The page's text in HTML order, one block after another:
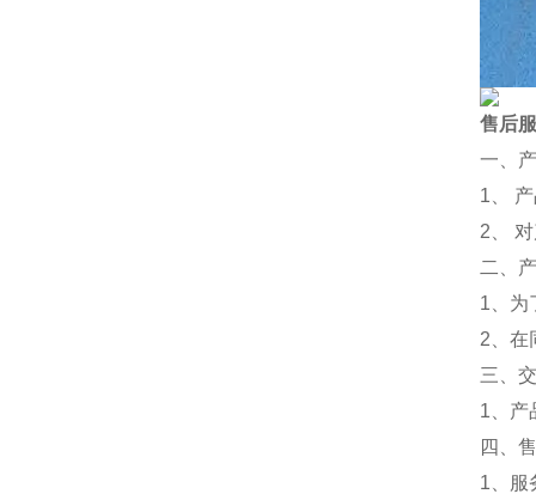
售后
一、
1、
2、
二、
1、为
2、在
三、
1、产
四、
1、服